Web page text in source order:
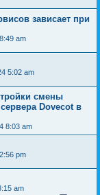
зависает при
am
5:02 am
смены
Dovecot в
8:03 am
pm
am